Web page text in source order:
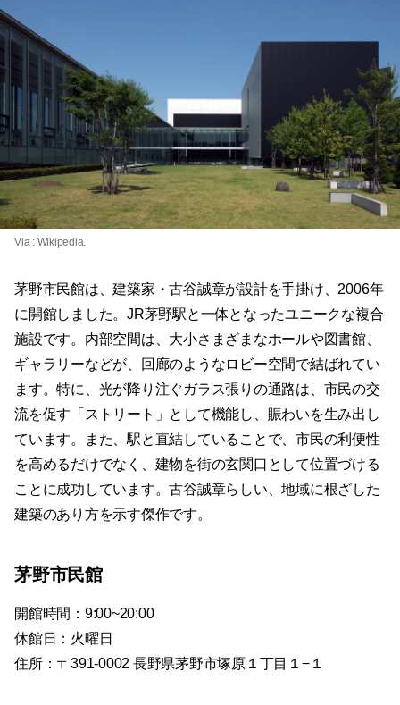
Via : Wikipedia.
茅野市民館は、建築家・古谷誠章が設計を手掛け、2006年
に開館しました。JR茅野駅と一体となったユニークな複合
施設です。内部空間は、大小さまざまなホールや図書館、
ギャラリーなどが、回廊のようなロビー空間で結ばれてい
ます。特に、光が降り注ぐガラス張りの通路は、市民の交
流を促す「ストリート」として機能し、賑わいを生み出し
ています。また、駅と直結していることで、市民の利便性
を高めるだけでなく、建物を街の玄関口として位置づける
ことに成功しています。古谷誠章らしい、地域に根ざした
建築のあり方を示す傑作です。
茅野市民館
開館時間：9:00~20:00
休館日：火曜日
住所：〒391-0002 長野県茅野市塚原１丁目１−１